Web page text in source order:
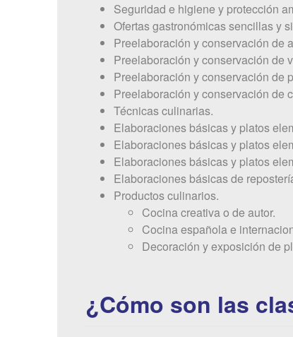
Seguridad e higiene y protección
Ofertas gastronómicas sencillas y
Preelaboración y conservación de
Preelaboración y conservación de
Preelaboración y conservación de
Preelaboración y conservación de
Técnicas culinarias.
Elaboraciones básicas y platos
Elaboraciones básicas y platos
Elaboraciones básicas y platos
Elaboraciones básicas de
Productos culinarios.
Cocina creativa o de autor.
Cocina española e
Decoración y exposición de
¿Cómo son las